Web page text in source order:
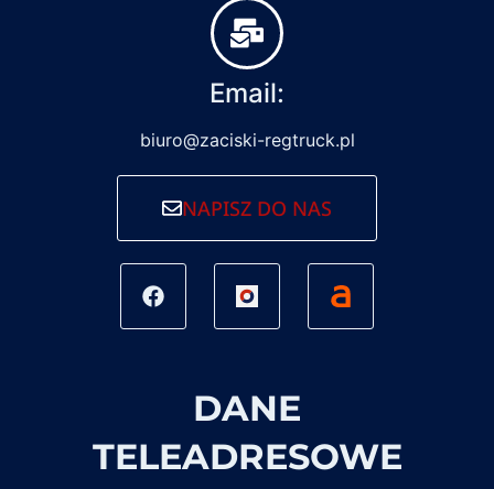
Email:
biuro@zaciski-regtruck.pl
NAPISZ DO NAS
DANE
TELEADRESOWE